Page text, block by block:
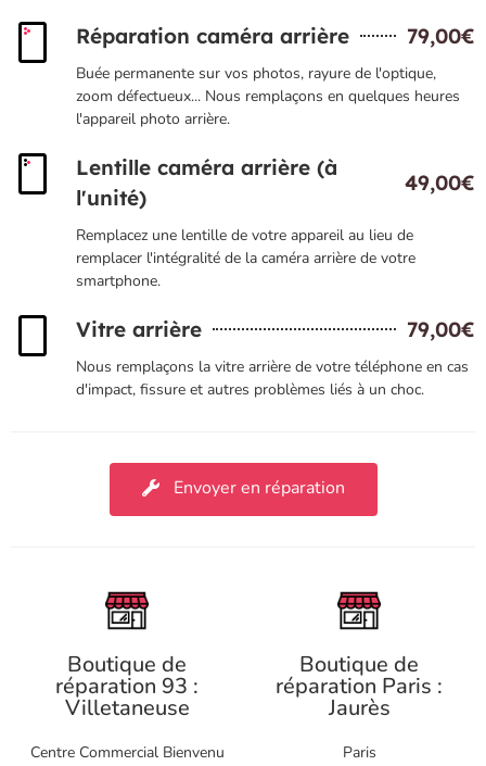
Réparation caméra arrière 79,00€
Buée permanente sur vos photos, rayure de l'optique,
zoom défectueux... Nous remplaçons en quelques heures
l'appareil photo arrière.
Lentille caméra arrière (à
l'unité)
49,00€
Remplacez une lentille de votre appareil au lieu de
remplacer l'intégralité de la caméra arrière de votre
smartphone.
Vitre arrière 79,00€
Nous remplaçons la vitre arrière de votre téléphone en cas
d'impact, fissure et autres problèmes liés à un choc.
Envoyer en réparation
Boutique de
réparation 93 :
Villetaneuse
Centre Commercial Bienvenu
Boutique de
réparation Paris :
Jaurès
Paris